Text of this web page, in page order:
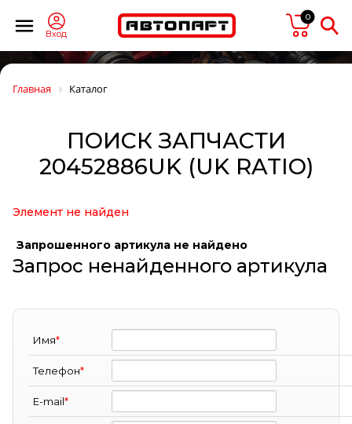
Вход
0
Главная Каталог
ПОИСК ЗАПЧАСТИ
20452886UK (UK RATIO)
Элемент не найден
Запрошенного артикула не найдено
Запрос ненайденного артикула
Имя*
Телефон*
E-mail*